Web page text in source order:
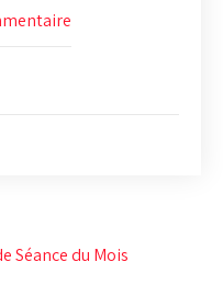
Séance du Mois